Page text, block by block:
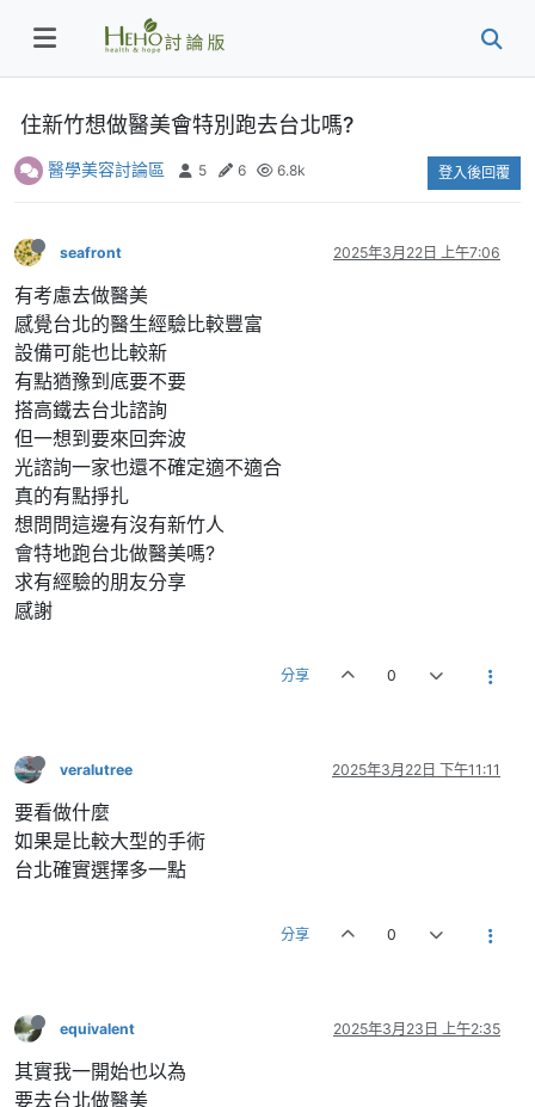
住新竹想做醫美會特別跑去台北嗎?
醫學美容討論區 5 6 6.8k 登入後回覆
seafront 2025年3月22日 上午7:06
有考慮去做醫美
感覺台北的醫生經驗比較豐富
設備可能也比較新
有點猶豫到底要不要
搭高鐵去台北諮詢
但一想到要來回奔波
光諮詢一家也還不確定適不適合
真的有點掙扎
想問問這邊有沒有新竹人
會特地跑台北做醫美嗎?
求有經驗的朋友分享
感謝
分享 0
veralutree 2025年3月22日 下午11:11
要看做什麼
如果是比較大型的手術
台北確實選擇多一點
分享 0
equivalent 2025年3月23日 上午2:35
其實我一開始也以為
要去台北做醫美